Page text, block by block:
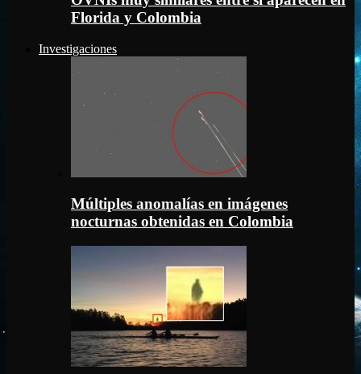
Florida y Colombia
Investigaciones
Múltiples anomalías en imágenes
nocturnas obtenidas en Colombia